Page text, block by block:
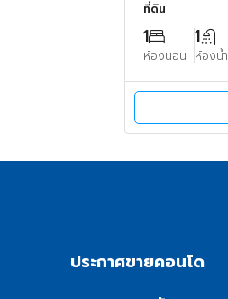
ที่ดิน
1
ห้องนอน
1
ห้องน้ำ
ประกาศขายคอนโด